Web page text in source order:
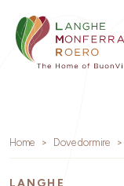
Home Dove dormire
LANGHE